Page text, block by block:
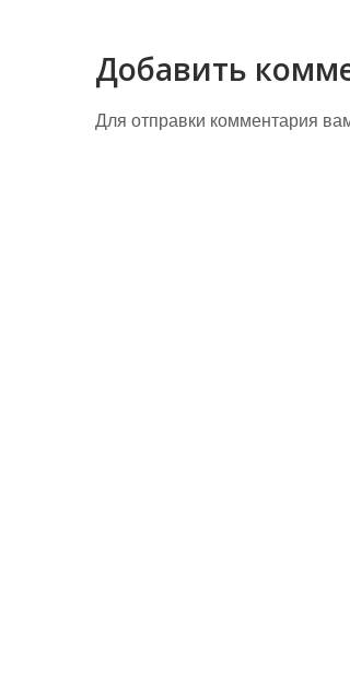
Добавить
Для отправки комментария